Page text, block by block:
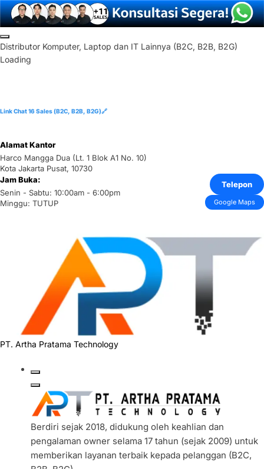
Skip
to
content
Distributor Komputer, Laptop dan IT Lainnya (B2C, B2B, B2G)
Loading
Link Chat 16 Sales (B2C, B2B, B2G)🔗
Alamat Kantor
Harco Mangga Dua (Lt. 1 Blok A1 No. 10)
Kota Jakarta Pusat, 10730
Jam Buka:
Senin - Sabtu: 10:00am - 6:00pm
Minggu: TUTUP
Telepon
Google Maps
PT. Artha Pratama Technology
Berdiri sejak 2018, didukung oleh keahlian dan
pengalaman owner selama 17 tahun (sejak 2009) untuk
memberikan layanan terbaik kepada pelanggan (B2C,